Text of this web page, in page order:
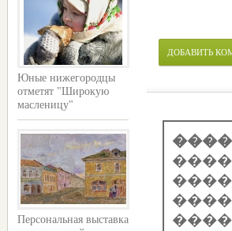
Юные нижегородцы
отметят "Широкую
масленицу"
Персональная выставка
ДОБАВИТЬ